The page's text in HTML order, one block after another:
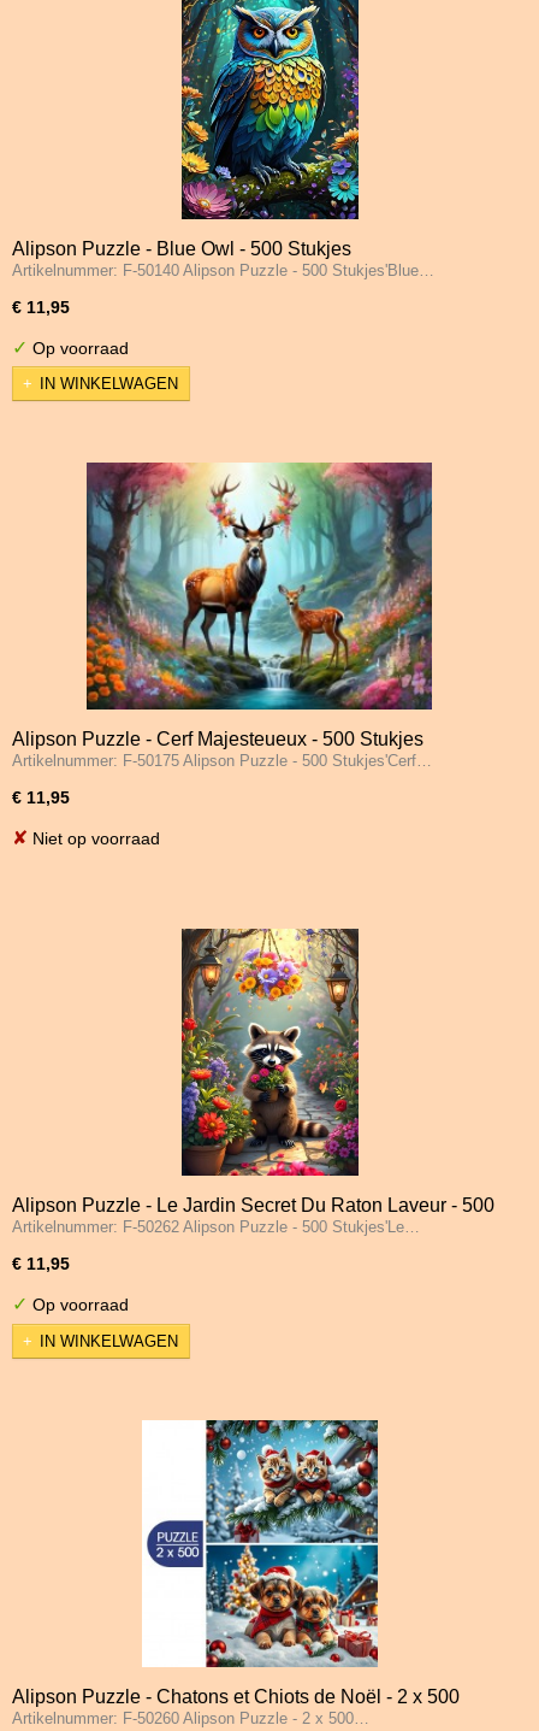
Alipson Puzzle - Blue Owl - 500 Stukjes
Artikelnummer: F-50140 Alipson Puzzle - 500 Stukjes'Blue…
€ 11,95
✓ Op voorraad
IN WINKELWAGEN
Alipson Puzzle - Cerf Majesteueux - 500 Stukjes
Artikelnummer: F-50175 Alipson Puzzle - 500 Stukjes'Cerf…
€ 11,95
✘ Niet op voorraad
Alipson Puzzle - Le Jardin Secret Du Raton Laveur - 500
Stukjes
Artikelnummer: F-50262 Alipson Puzzle - 500 Stukjes'Le…
€ 11,95
✓ Op voorraad
IN WINKELWAGEN
Alipson Puzzle - Chatons et Chiots de Noël - 2 x 500
Stukjes
Artikelnummer: F-50260 Alipson Puzzle - 2 x 500…